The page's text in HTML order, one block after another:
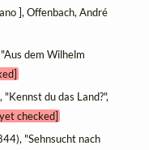
], Offenbach, André
dem Wilhelm
du das Land?",
checked]
"Sehnsucht nach